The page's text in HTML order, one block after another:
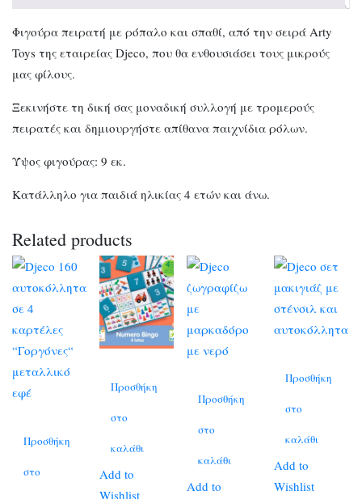
Φιγούρα πειρατή με ρόπαλο και σπαθί, από την σειρά Arty
Toys της εταιρείας Djeco, που θα ενθουσιάσει τους μικρούς
μας φίλους.
Ξεκινήστε τη δική σας μοναδική συλλογή με τρομερούς
πειρατές και δημιουργήστε απίθανα παιχνίδια ρόλων.
Ύψος φιγούρας: 9 εκ.
Κατάλληλο για παιδιά ηλικίας 4 ετών και άνω.
Related products
Προσθήκη
στο
Προσθήκη
στο
καλάθι
Add to
Wishlist
Προσθήκη
στο
καλάθι
Add to
Προσθήκη
στο
καλάθι
Add to
Wishlist